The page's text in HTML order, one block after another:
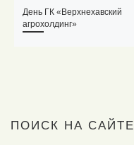
День ГК «Верхнехавский
агрохолдинг»
ПОИСК НА САЙТЕ